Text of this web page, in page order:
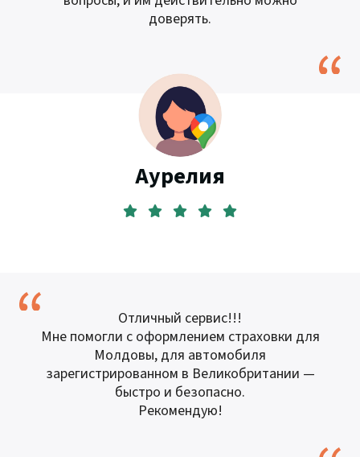
доверять.
Аурелия
Отличный сервис!!!
Мне помогли с оформлением страховки для
Молдовы, для автомобиля
зарегистрированном в Великобритании —
быстро и безопасно.
Рекомендую!